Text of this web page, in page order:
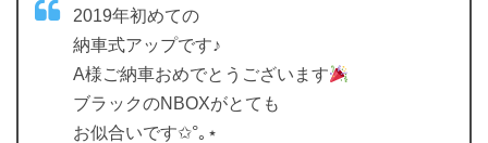
2019年初めての
納車式アップです♪
A様ご納車おめでとうございます
ブラックのNBOXがとても
お似合いです✩°｡⋆